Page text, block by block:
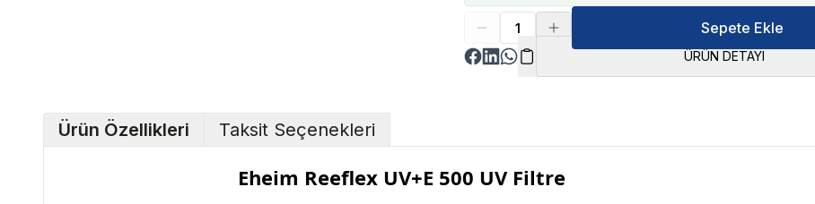
Sepete Ekle
ÜRÜN DETAYI
Ürün Özellikleri Taksit Seçenekleri
Eheim Reeflex UV+E 500 UV Filtre